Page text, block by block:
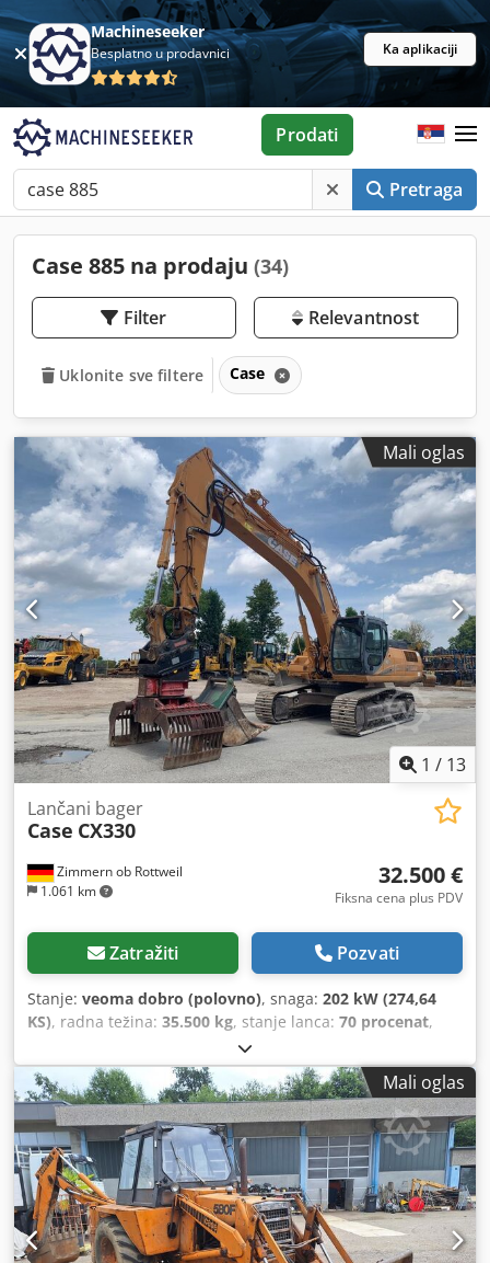
Machineseeker
Besplatno u prodavnici Ka aplikaciji
Pretraga
Prodati
Case 885 na prodaju (34)
Filter Relevantnost
Uklonite sve filtere Case
Mali oglas
1 / 13
Zimmern ob Rottweil
1.061 km
Lančani bager
Case CX330
32.500 €
Fiksna cena plus PDV
Zatražiti Pozvati
Stanje: veoma dobro (polovno), snaga: 202 kW (274,64
KS), radna težina: 35.500 kg, stanje lanca: 70 procenat,
, radni sati:
klima uređaj, CASE CX330 Godina proizvodnje: 2006 Radni
sati: 9.139 sati Zatvorena kabina Klimatizacija Radio
Centralno podmazivanje Standardna ruka Dužina ruke:
3,30 m Kompletna hidraulička instalacija (za čekić, klešta,
makaze) Cjdpfxszp Rm Ro An Usha Brza spojnica OQ80 1 x
kašika – širina 800 mm 1 x klešta – funkcionišu, potrebna je
popravka Podvozje je u dobrom stanju, otprilike 70% Podne
ploče, širina 600 mm Isuzu motor, snage 202 kW CE
sertifikat Dimenzije za transport: 10,8 x 3 x 3,40 m Radna
Mali oglas